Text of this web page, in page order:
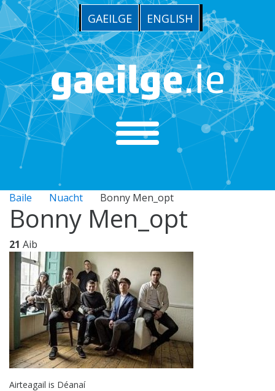
GAEILGE ENGLISH
Baile Nuacht Bonny Men_opt
Bonny Men_opt
21 Aib
Airteagail is Déanaí